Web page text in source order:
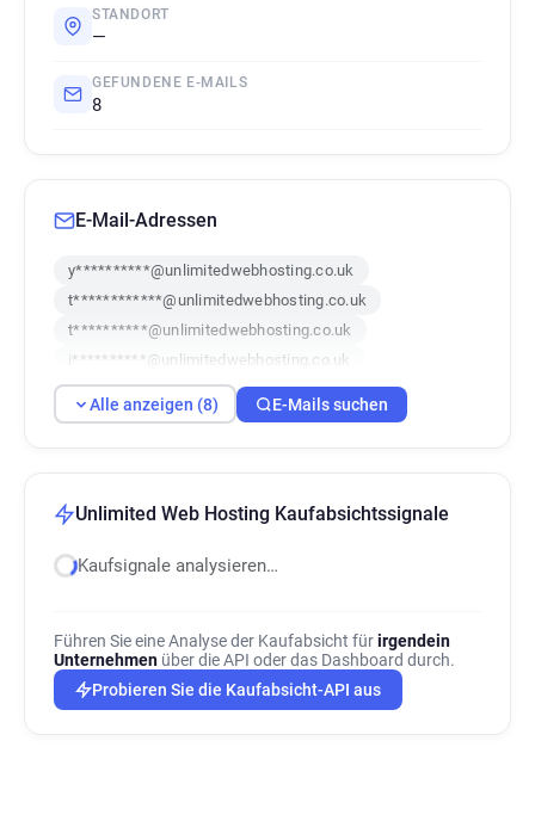
STANDORT
—
GEFUNDENE E-MAILS
8
E-Mail-Adressen
y**********@unlimitedwebhosting.co.uk
t************@unlimitedwebhosting.co.uk
t**********@unlimitedwebhosting.co.uk
i**********@unlimitedwebhosting.co.uk
k***********@unlimitedwebhosting.co.uk
u***********@unlimitedwebhosting.co.uk
Alle anzeigen (8) E-Mails suchen
Unlimited Web Hosting Kaufabsichtssignale
Kaufsignale analysieren…
Führen Sie eine Analyse der Kaufabsicht fürirgendein
Unternehmen über die API oder das Dashboard durch.
Probieren Sie die Kaufabsicht-API aus